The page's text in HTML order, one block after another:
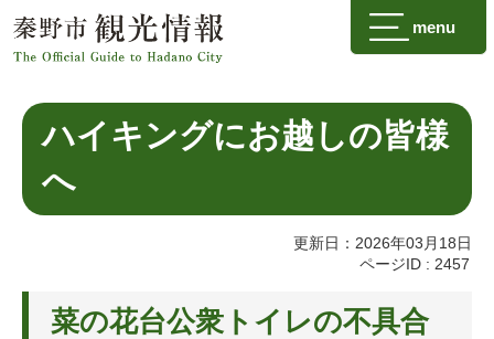
menu
ハイキングにお越しの皆様
へ
更新日：2026年03月18日
ページID : 2457
菜の花台公衆トイレの不具合